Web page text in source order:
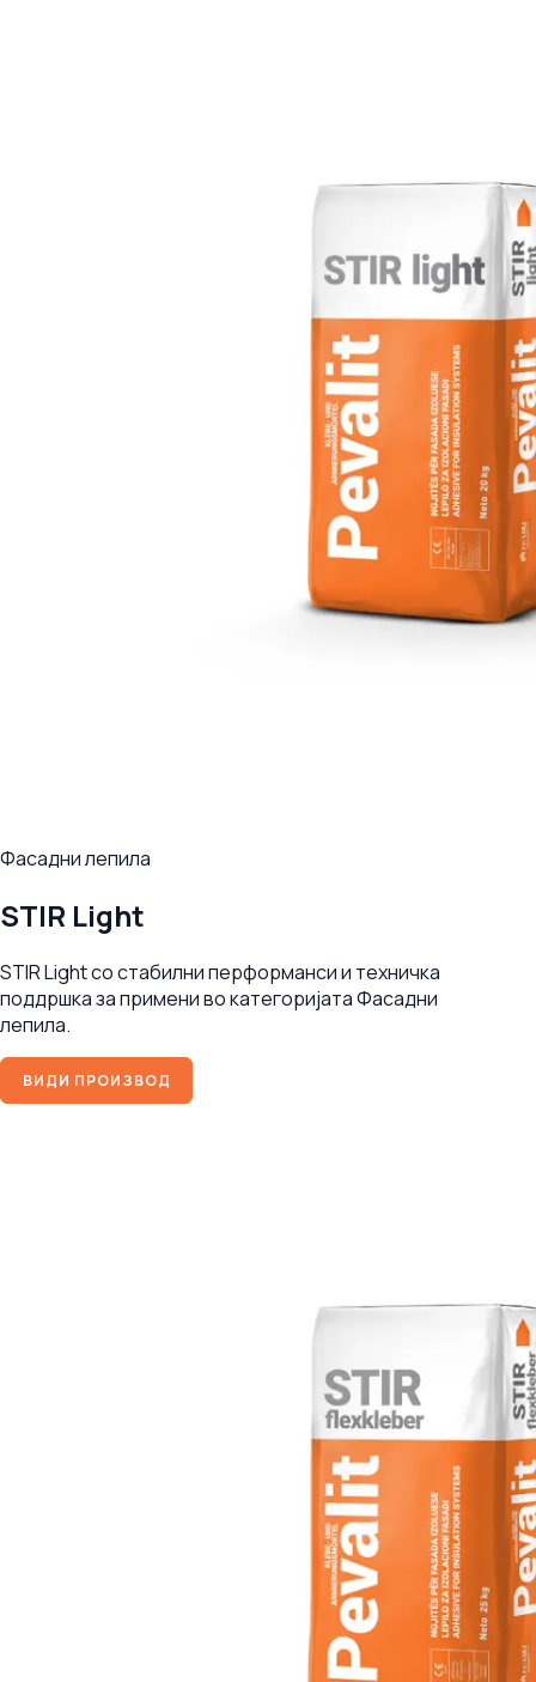
Фасадни лепила
STIR Light
STIR Light со стабилни перформанси и техничка
поддршка за примени во категоријата Фасадни
лепила.
ВИДИ ПРОИЗВОД